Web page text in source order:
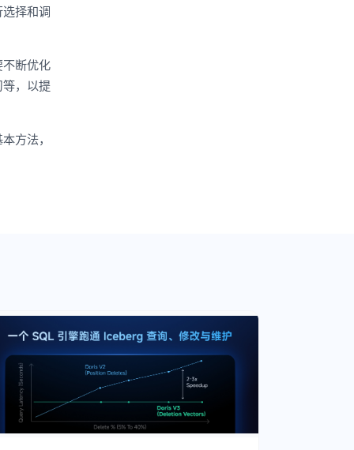
择和调
断优化
，以提
方法，